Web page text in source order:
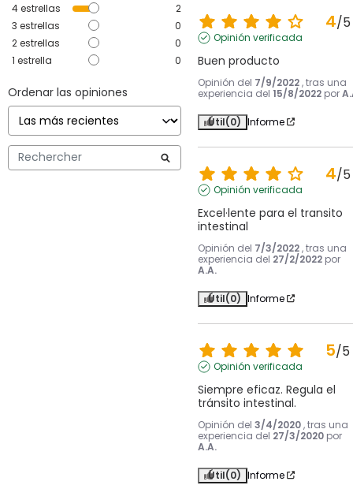
4estrellas
2
3 estrellas
0
2estrellas
0
1 estrella 0
Ordenar las opiniones
4/5
Opinión verificada
Buen producto
Opinión del 7/9/2022 , tras una
experiencia del 15/8/2022 por
Útil(0) Informe
4/5
Opinión verificada
Excel·lente para el transito
intestinal
Opinión del 7/3/2022 , tras una
experiencia del 27/2/2022 por
A.A.
Útil(0) Informe
5/5
Opinión verificada
Siempre eficaz. Regula el
tránsito intestinal.
Opinión del 3/4/2020 , tras una
experiencia del 27/3/2020 por
A.A.
Útil(0) Informe